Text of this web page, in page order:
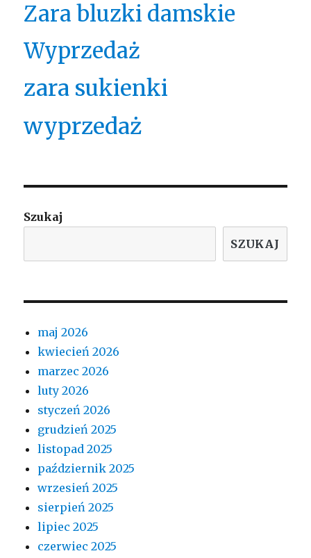
Zara bluzki damskie
Wyprzedaż
zara sukienki
wyprzedaż
Szukaj
SZUKAJ
maj 2026
kwiecień 2026
marzec 2026
luty 2026
styczeń 2026
grudzień 2025
listopad 2025
październik 2025
wrzesień 2025
sierpień 2025
lipiec 2025
czerwiec 2025